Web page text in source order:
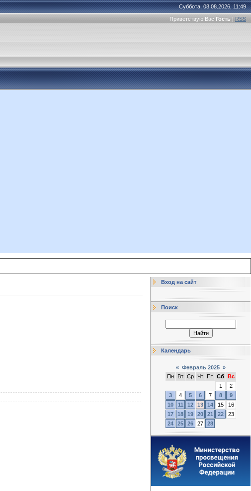
Суббота, 08.08.2026, 11:49
Приветствую Вас Гость | RSS
Вход на сайт
Поиск
Календарь
« Февраль 2025 »
Пн
Вт Ср Чт Пт Сб Вс
1
2
3
4 5 6 7 8
9
10
11 12 13 14 15
16
17
18 19 20 21 22
23
24
25 26 27 28